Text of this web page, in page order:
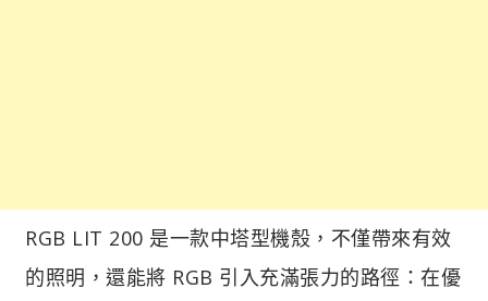
RGB LIT 200 是一款中塔型機殼，不僅帶來有效
的照明，還能將 RGB 引入充滿張力的路徑：在優